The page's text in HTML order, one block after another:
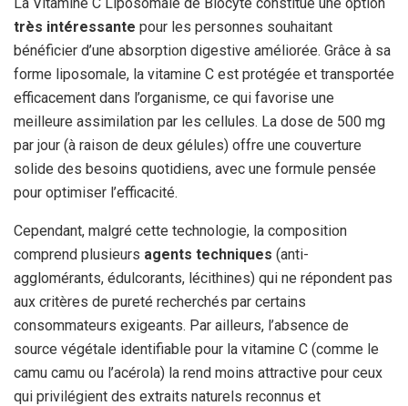
très intéressante pour les personnes souhaitant
bénéficier d’une absorption digestive améliorée. Grâce à sa
forme liposomale, la vitamine C est protégée et transportée
efficacement dans l’organisme, ce qui favorise une
meilleure assimilation par les cellules. La dose de 500 mg
par jour (à raison de deux gélules) offre une couverture
solide des besoins quotidiens, avec une formule pensée
pour optimiser l’efficacité.
Cependant, malgré cette technologie, la composition
comprend plusieurs agents techniques (anti-
agglomérants, édulcorants, lécithines) qui ne répondent pas
aux critères de pureté recherchés par certains
consommateurs exigeants. Par ailleurs, l’absence de
source végétale identifiable pour la vitamine C (comme le
camu camu ou l’acérola) la rend moins attractive pour ceux
qui privilégient des extraits naturels reconnus et